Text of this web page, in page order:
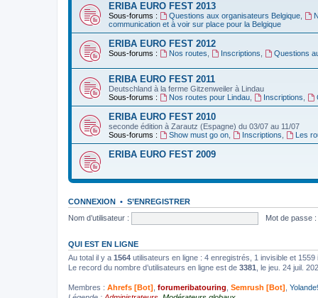
ERIBA EURO FEST 2013
Sous-forums : Questions aux organisateurs Belgique,
communication et à voir sur place pour la Belgique
ERIBA EURO FEST 2012
Sous-forums : Nos routes Inscriptions Questions
ERIBA EURO FEST 2011
Deutschland‏ à la ferme Gitzenweiler à Lindau
Sous-forums :
Nos routes pour Lindau, Inscriptions
ERIBA EURO FEST 2010
seconde édition à Zarautz (Espagne) du 03/07 au 11/07
Sous-forums :
Show must go on, Inscriptions Les
ERIBA EURO FEST 2009
CONNEXION • S’ENREGISTRER
Nom d’utilisateur :
Mot de passe :
QUI EST EN LIGNE
Au total il y a 1564 utilisateurs en ligne : 4 enregistrés, 1 invisible et
Le record du nombre d’utilisateurs en ligne est de 3381 , le jeu. 24 juil.
Membres : Ahrefs [Bot] forumeribatouring Semrush [Bot]